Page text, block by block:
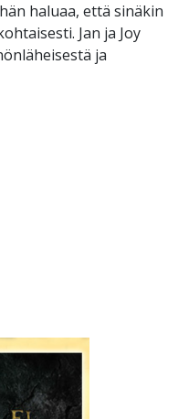
haluaa, että sinäkin
Jan ja Joy
ja